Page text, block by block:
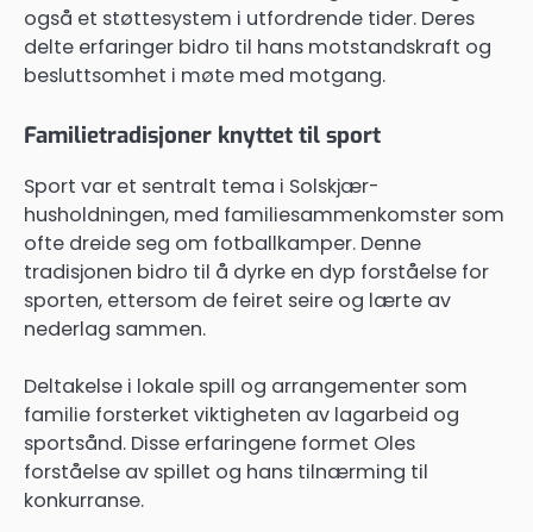
også et støttesystem i utfordrende tider. Deres
delte erfaringer bidro til hans motstandskraft og
besluttsomhet i møte med motgang.
Familietradisjoner knyttet til sport
Sport var et sentralt tema i Solskjær-
husholdningen, med familiesammenkomster som
ofte dreide seg om fotballkamper. Denne
tradisjonen bidro til å dyrke en dyp forståelse for
sporten, ettersom de feiret seire og lærte av
nederlag sammen.
Deltakelse i lokale spill og arrangementer som
familie forsterket viktigheten av lagarbeid og
sportsånd. Disse erfaringene formet Oles
forståelse av spillet og hans tilnærming til
konkurranse.